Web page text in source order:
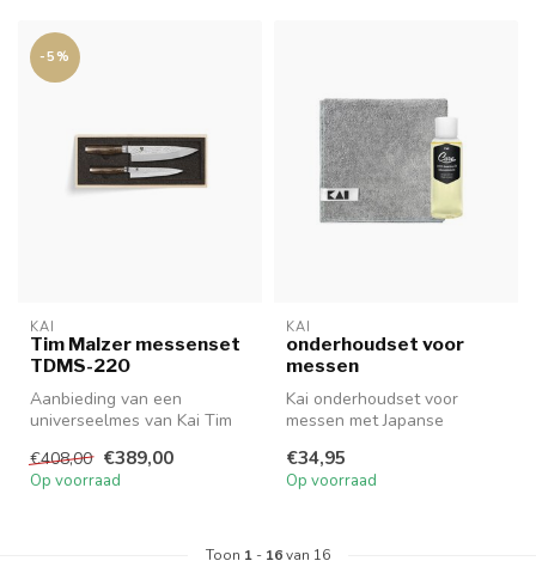
-5%
KAI
Tim Malzer messenset
TDMS-220
Aanbieding van een
universeelmes van Kai Tim
koksmes van ...
€408,00 €389,00
Op voorraad
KAI
onderhoudset voor
messen
Kai onderhoudset voor
messen met Japanse
levensmiddel...
€34,95
Op voorraad
Toon 1 - 16van 16